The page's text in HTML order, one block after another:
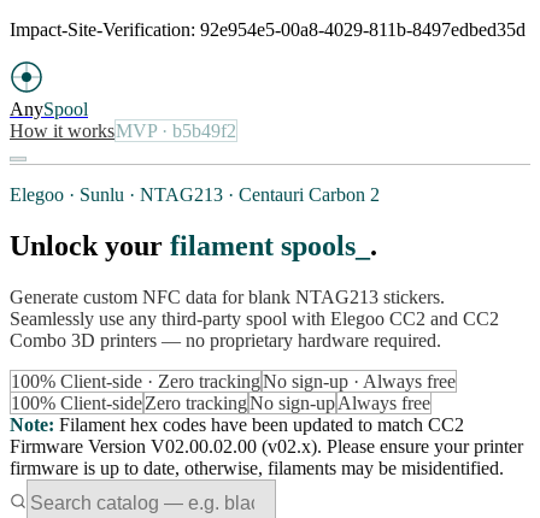
Impact-Site-Verification: 92e954e5-00a8-4029-811b-8497edbed35d
AnySpool
How it worksMVP· b5b49f2
Elegoo · Sunlu · NTAG213 · Centauri Carbon 2
Unlock your filament spools .
Generate custom NFC data for blank NTAG213 stickers.
Seamlessly use any third-party spool with Elegoo CC2 and CC2
Combo 3D printers — no proprietary hardware required.
100% Client-side · Zero trackingNo sign-up · Always free
100% Client-sideZero trackingNo sign-upAlways free
Note: Filament hex codes have been updated to match CC2
Firmware Version V02.00.02.00 (v02.x). Please ensure your printer
firmware is up to date, otherwise, filaments may be misidentified.